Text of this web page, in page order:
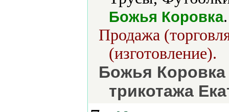
Божья Коровка.
Продажа
(изготовление).
Божья Коровка
трикотажа